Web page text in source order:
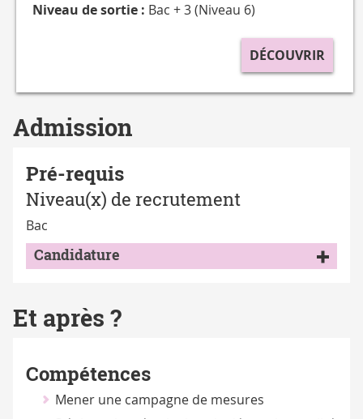
Niveau de sortie : Bac + 3 (Niveau 6)
DÉCOUVRIR
Admission
Pré-requis
Niveau(x) de recrutement
Bac
Candidature
Et après ?
Compétences
Mener une campagne de mesures